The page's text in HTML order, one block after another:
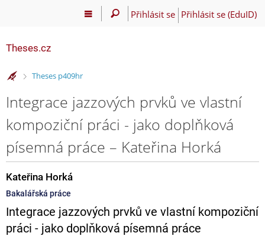
Přihlásit se Přihlásit se (EduID)
Theses.cz
>
Theses p409hr
Integrace jazzových prvků ve vlastní
kompoziční práci - jako doplňková
písemná práce – Kateřina Horká
Kateřina Horká
Bakalářská práce
Integrace jazzových prvků ve vlastní kompoziční
práci - jako doplňková písemná práce